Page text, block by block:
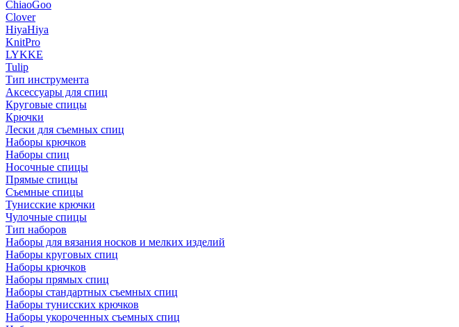
ChiaoGoo
Clover
HiyaHiya
KnitPro
LYKKE
Tulip
Тип инструмента
Аксессуары для спиц
Круговые спицы
Крючки
Лески для съемных спиц
Наборы крючков
Наборы спиц
Носочные спицы
Прямые спицы
Съемные спицы
Тунисские крючки
Чулочные спицы
Тип наборов
Наборы для вязания носков и мелких изделий
Наборы круговых спиц
Наборы крючков
Наборы прямых спиц
Наборы стандартных съемных спиц
Наборы тунисских крючков
Наборы укороченных съемных спиц